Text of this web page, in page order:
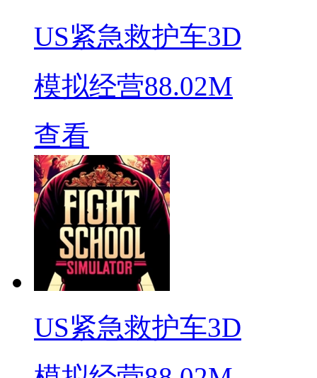
US紧急救护车3D
模拟经营88.02M
查看
US紧急救护车3D